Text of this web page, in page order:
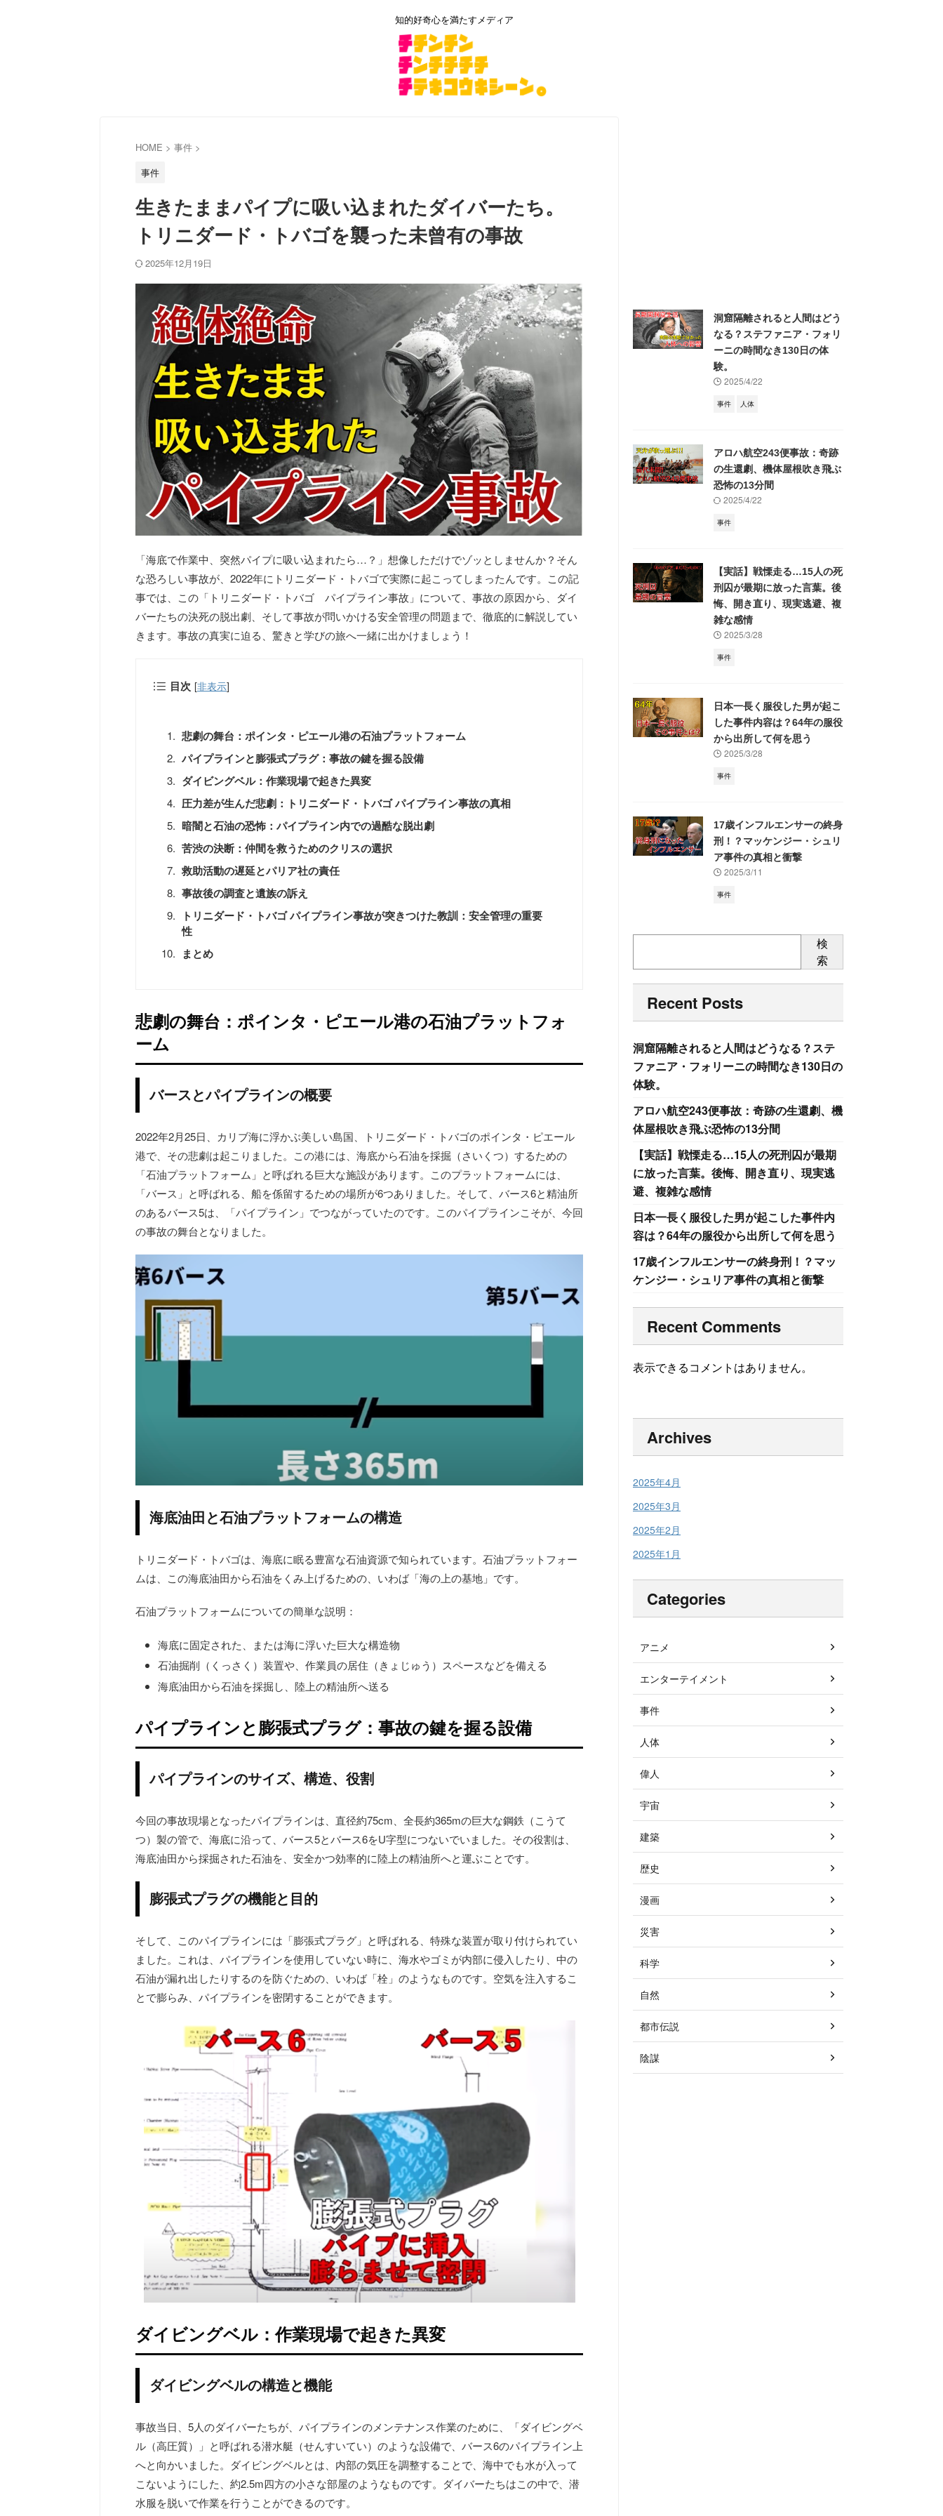
知的好奇心を満たすメディア
HOME > 事件 >
事件
生きたままパイプに吸い込まれたダイバーたち。
トリニダード・トバゴを襲った未曾有の事故
2025年12月19日
「海底で作業中、突然パイプに吸い込まれたら…？」想像しただけでゾッとしませんか？そん
な恐ろしい事故が、2022年にトリニダード・トバゴで実際に起こってしまったんです。この記
事では、この「トリニダード・トバゴ パイプライン事故」について、事故の原因から、ダイ
バーたちの決死の脱出劇、そして事故が問いかける安全管理の問題まで、徹底的に解説してい
きます。事故の真実に迫る、驚きと学びの旅へ一緒に出かけましょう！
目次 [非表示]
悲劇の舞台：ポインタ・ピエール港の石油プラットフォーム
パイプラインと膨張式プラグ：事故の鍵を握る設備
ダイビングベル：作業現場で起きた異変
圧力差が生んだ悲劇：トリニダード・トバゴ パイプライン事故の真相
暗闇と石油の恐怖：パイプライン内での過酷な脱出劇
苦渋の決断：仲間を救うためのクリスの選択
救助活動の遅延とパリア社の責任
事故後の調査と遺族の訴え
トリニダード・トバゴ パイプライン事故が突きつけた教訓：安全管理の重要
性
まとめ
悲劇の舞台：ポインタ・ピエール港の石油プラットフォ
ーム
バースとパイプラインの概要
2022年2月25日、カリブ海に浮かぶ美しい島国、トリニダード・トバゴのポインタ・ピエール
港で、その悲劇は起こりました。この港には、海底から石油を採掘（さいくつ）するための
「石油プラットフォーム」と呼ばれる巨大な施設があります。このプラットフォームには、
「バース」と呼ばれる、船を係留するための場所が6つありました。そして、バース6と精油所
のあるバース5は、「パイプライン」でつながっていたのです。このパイプラインこそが、今回
の事故の舞台となりました。
海底油田と石油プラットフォームの構造
トリニダード・トバゴは、海底に眠る豊富な石油資源で知られています。石油プラットフォー
ムは、この海底油田から石油をくみ上げるための、いわば「海の上の基地」です。
石油プラットフォームについての簡単な説明：
海底に固定された、または海に浮いた巨大な構造物
石油掘削（くっさく）装置や、作業員の居住（きょじゅう）スペースなどを備える
海底油田から石油を採掘し、陸上の精油所へ送る
パイプラインと膨張式プラグ：事故の鍵を握る設備
パイプラインのサイズ、構造、役割
今回の事故現場となったパイプラインは、直径約75cm、全長約365mの巨大な鋼鉄（こうて
つ）製の管で、海底に沿って、バース5とバース6をU字型につないでいました。その役割は、
海底油田から採掘された石油を、安全かつ効率的に陸上の精油所へと運ぶことです。
膨張式プラグの機能と目的
そして、このパイプラインには「膨張式プラグ」と呼ばれる、特殊な装置が取り付けられてい
ました。これは、パイプラインを使用していない時に、海水やゴミが内部に侵入したり、中の
石油が漏れ出したりするのを防ぐための、いわば「栓」のようなものです。空気を注入するこ
とで膨らみ、パイプラインを密閉することができます。
ダイビングベル：作業現場で起きた異変
ダイビングベルの構造と機能
事故当日、5人のダイバーたちが、パイプラインのメンテナンス作業のために、「ダイビングベ
ル（高圧質）」と呼ばれる潜水艇（せんすいてい）のような設備で、バース6のパイプライン上
へと向かいました。ダイビングベルとは、内部の気圧を調整することで、海中でも水が入って
こないようにした、約2.5m四方の小さな部屋のようなものです。ダイバーたちはこの中で、潜
水服を脱いで作業を行うことができるのです。
洞窟隔離されると人間はどう
なる？ステファニア・フォリ
ーニの時間なき130日の体
験。
2025/4/22
事件 人体
アロハ航空243便事故：奇跡
の生還劇、機体屋根吹き飛ぶ
恐怖の13分間
2025/4/22
事件
【実話】戦慄走る…15人の死
刑囚が最期に放った言葉。後
悔、開き直り、現実逃避、複
雑な感情
2025/3/28
事件
日本一長く服役した男が起こ
した事件内容は？64年の服役
から出所して何を思う
2025/3/28
事件
17歳インフルエンサーの終身
刑！？マッケンジー・シュリ
ア事件の真相と衝撃
2025/3/11
事件
検
索
Recent Posts
洞窟隔離されると人間はどうなる？ステ
ファニア・フォリーニの時間なき130日の
体験。
アロハ航空243便事故：奇跡の生還劇、機
体屋根吹き飛ぶ恐怖の13分間
【実話】戦慄走る…15人の死刑囚が最期
に放った言葉。後悔、開き直り、現実逃
避、複雑な感情
日本一長く服役した男が起こした事件内
容は？64年の服役から出所して何を思う
17歳インフルエンサーの終身刑！？マッ
ケンジー・シュリア事件の真相と衝撃
Recent Comments
表示できるコメントはありません。
Archives
2025年4月
2025年3月
2025年2月
2025年1月
Categories
アニメ
エンターテイメント
事件
人体
偉人
宇宙
建築
歴史
漫画
災害
科学
自然
都市伝説
陰謀